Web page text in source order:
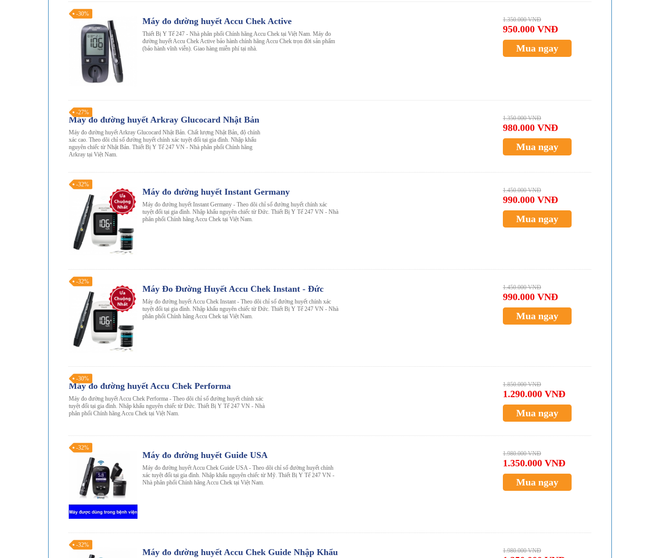
-30%
Máy đo đường huyết Accu Chek Active
Thiết Bị Y Tế 247 - Nhà phân phối Chính hãng Accu Chek tại Việt Nam. Máy đo
đường huyết Accu Chek Active bảo hành chính hãng Accu Chek trọn đời sản phẩm
(bảo hành vĩnh viễn). Giao hàng miễn phí tại nhà.
1.350.000 VNĐ
950.000 VNĐ
Mua ngay
-27%
Máy đo đường huyết Arkray Glucocard Nhật Bản
Máy đo đường huyết Arkray Glucocard Nhật Bản. Chất lượng Nhật Bản, độ chính
xác cao. Theo dõi chỉ số đường huyết chính xác tuyệt đối tại gia đình. Nhập khẩu
nguyên chiếc từ Nhật Bản. Thiết Bị Y Tế 247 VN - Nhà phân phối Chính hãng
Arkray tại Việt Nam.
1.350.000 VNĐ
980.000 VNĐ
Mua ngay
-32%
Máy đo đường huyết Instant Germany
Máy đo đường huyết Instant Germany - Theo dõi chỉ số đường huyết chính xác
tuyệt đối tại gia đình. Nhập khẩu nguyên chiếc từ Đức. Thiết Bị Y Tế 247 VN - Nhà
phân phối Chính hãng Accu Chek tại Việt Nam.
1.450.000 VNĐ
990.000 VNĐ
Mua ngay
-32%
Máy Đo Đường Huyết Accu Chek Instant - Đức
Máy đo đường huyết Accu Chek Instant - Theo dõi chỉ số đường huyết chính xác
tuyệt đối tại gia đình. Nhập khẩu nguyên chiếc từ Đức. Thiết Bị Y Tế 247 VN - Nhà
phân phối Chính hãng Accu Chek tại Việt Nam.
1.450.000 VNĐ
990.000 VNĐ
Mua ngay
-30%
Máy đo đường huyết Accu Chek Performa
Máy đo đường huyết Accu Chek Performa - Theo dõi chỉ số đường huyết chính xác
tuyệt đối tại gia đình. Nhập khẩu nguyên chiếc từ Đức. Thiết Bị Y Tế 247 VN - Nhà
phân phối Chính hãng Accu Chek tại Việt Nam.
1.850.000 VNĐ
1.290.000 VNĐ
Mua ngay
-32%
Máy đo đường huyết Guide USA
Máy đo đường huyết Accu Chek Guide USA - Theo dõi chỉ số đường huyết chính
xác tuyệt đối tại gia đình. Nhập khẩu nguyên chiếc từ Mỹ. Thiết Bị Y Tế 247 VN -
Nhà phân phối Chính hãng Accu Chek tại Việt Nam.
1.980.000 VNĐ
1.350.000 VNĐ
Mua ngay
-32%
Máy đo đường huyết Accu Chek Guide Nhập Khẩu
1.980.000 VNĐ